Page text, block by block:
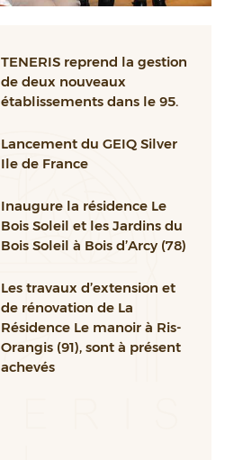
TENERIS reprend la gestion
de deux nouveaux
établissements dans le 95.
Lancement du GEIQ Silver
Ile de France
Inaugure la résidence Le
Bois Soleil et les Jardins du
Bois Soleil à Bois d’Arcy (78)
Les travaux d’extension et
de rénovation de La
Résidence Le manoir à Ris-
Orangis (91), sont à présent
achevés